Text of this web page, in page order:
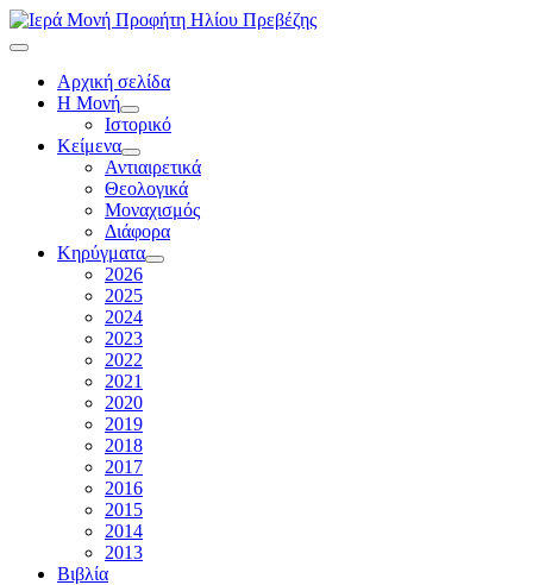
Αρχική σελίδα
Η Μονή
Ιστορικό
Κείμενα
Αντιαιρετικά
Θεολογικά
Μοναχισμός
Διάφορα
Κηρύγματα
2026
2025
2024
2023
2022
2021
2020
2019
2018
2017
2016
2015
2014
2013
Βιβλία